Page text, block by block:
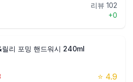
리뷰 102
+0
릴리 포밍 핸드워시 240ml
⭐ 4.9